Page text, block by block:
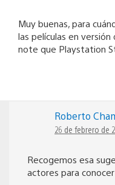
Muy buenas, para
las películas en
note que Playstation
Roberto
26 de febrero de
Recogemos esa
actores para